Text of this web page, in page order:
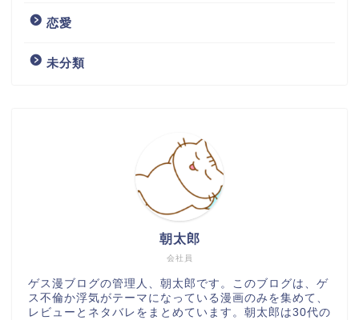
恋愛
未分類
会社員
朝太郎
ゲス漫ブログの管理人、朝太郎です。このブログは、ゲ
ス不倫か浮気がテーマになっている漫画のみを集めて、
レビューとネタバレをまとめています。朝太郎は30代の